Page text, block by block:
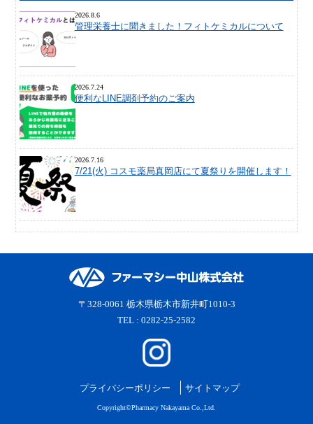
2026.8.6
管理栄養士に聞きました！フィトケミカルについて
2026.7.24
便利なLINE調剤予約のご案内
2026.7.16
7/21(火) コスモ薬局真岡店にて夏祭りを開催します！
〒328-0061 栃木県栃木市新井町1010-3
TEL : 0282-25-2582
プライバシーポリシー サイトマップ
Copyright©Pharmacy Nakayama Co.,Ltd.